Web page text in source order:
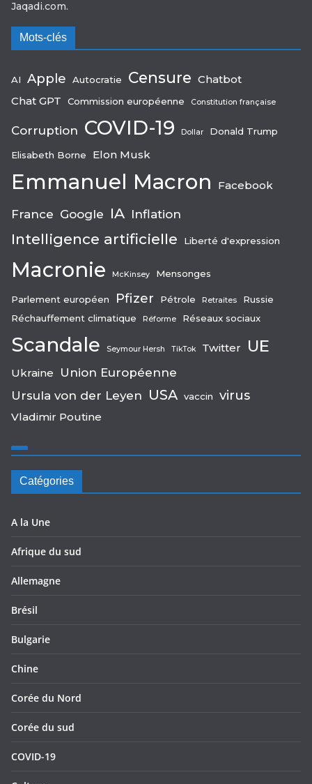
Jaqadi.com.
Mots-clés
AI Apple Autocratie Censure Chatbot
Chat GPT
Commission européenne Constitution française
Corruption COVID-19 Dollar Donald Trump
Elisabeth Borne Elon Musk
Emmanuel Macron Facebook
France Google IA Inflation
Intelligence artificielle Liberté d'expression
Macronie McKinsey Mensonges
Parlement européen Pfizer Pétrole Retraites
Russie
Réchauffement climatique
Réforme Réseaux sociaux
Scandale Seymour Hersh TikTok Twitter UE
Ukraine
Union Européenne
Ursula von der Leyen USA vaccin virus
Vladimir Poutine
Catégories
A la Une
Afrique du sud
Allemagne
Brésil
Bulgarie
Chine
Corée du Nord
Corée du sud
COVID-19